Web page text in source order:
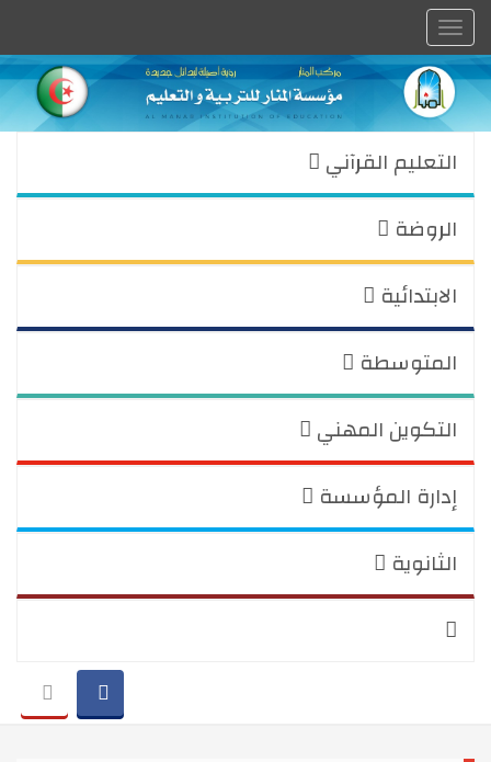
Toggle
navigation
التعليم القرآني
الروضة
الابتدائية
المتوسطة
التكوين المهني
إدارة المؤسسة
الثانوية